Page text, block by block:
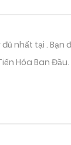
nhất tại . Bạn
Hóa Ban Đầu.